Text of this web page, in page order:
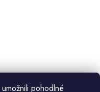
pohodlné